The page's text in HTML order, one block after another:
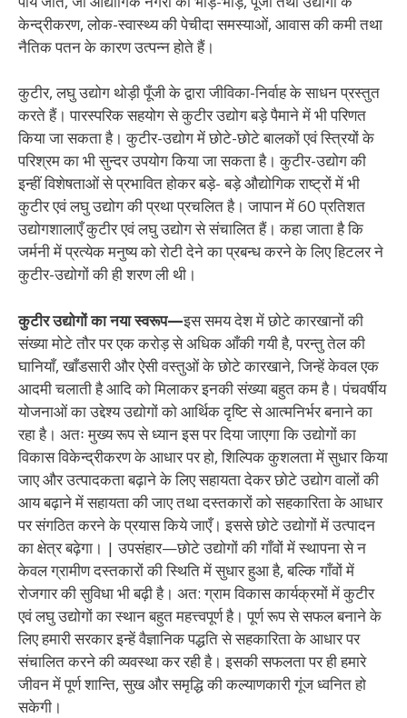
केन्द्रीकरण, लोक-स्वास्थ्य की पेचीदा समस्याओं, आवास की कमी तथा
नैतिक पतन के कारण उत्पन्न होते हैं।
कुटीर, लघु उद्योग थोड़ी पूँजी के द्वारा जीविका-निर्वाह के साधन प्रस्तुत
करते हैं। पारस्परिक सहयोग से कुटीर उद्योग बड़े पैमाने में भी परिणत
किया जा सकता है। कुटीर-उद्योग में छोटे-छोटे बालकों एवं स्त्रियों के
परिश्रम का भी सुन्दर उपयोग किया जा सकता है। कुटीर-उद्योग की
इन्हीं विशेषताओं से प्रभावित होकर बड़े- बड़े औद्योगिक राष्ट्रों में भी
कुटीर एवं लघु उद्योग की प्रथा प्रचलित है। जापान में 60 प्रतिशत
उद्योगशालाएँ कुटीर एवं लघु उद्योग से संचालित हैं। कहा जाता है कि
जर्मनी में प्रत्येक मनुष्य को रोटी देने का प्रबन्ध करने के लिए हिटलर ने
कुटीर-उद्योगों की ही शरण ली थी।
कुटीर उद्योगों का नया स्वरूप—इस समय देश में छोटे कारखानों की
संख्या मोटे तौर पर एक करोड़ से अधिक आँकी गयी है, परन्तु तेल की
घानियाँ, खाँडसारी और ऐसी वस्तुओं के छोटे कारखाने, जिन्हें केवल एक
आदमी चलाती है आदि को मिलाकर इनकी संख्या बहुत कम है। पंचवर्षीय
योजनाओं का उद्देश्य उद्योगों को आर्थिक दृष्टि से आत्मनिर्भर बनाने का
रहा है। अतः मुख्य रूप से ध्यान इस पर दिया जाएगा कि उद्योगों का
विकास विकेन्द्रीकरण के आधार पर हो, शिल्पिक कुशलता में सुधार किया
जाए और उत्पादकता बढ़ाने के लिए सहायता देकर छोटे उद्योग वालों की
आय बढ़ाने में सहायता की जाए तथा दस्तकारों को सहकारिता के आधार
पर संगठित करने के प्रयास किये जाएँ। इससे छोटे उद्योगों में उत्पादन
का क्षेत्र बढ़ेगा। | उपसंहार—छोटे उद्योगों की गाँवों में स्थापना से न
केवल ग्रामीण दस्तकारों की स्थिति में सुधार हुआ है, बल्कि गाँवों में
रोजगार की सुविधा भी बढ़ी है। अत: ग्राम विकास कार्यक्रमों में कुटीर
एवं लघु उद्योगों का स्थान बहुत महत्त्वपूर्ण है। पूर्ण रूप से सफल बनाने के
लिए हमारी सरकार इन्हें वैज्ञानिक पद्धति से सहकारिता के आधार पर
संचालित करने की व्यवस्था कर रही है। इसकी सफलता पर ही हमारे
जीवन में पूर्ण शान्ति, सुख और समृद्धि की कल्याणकारी गूंज ध्वनित हो
सकेगी।